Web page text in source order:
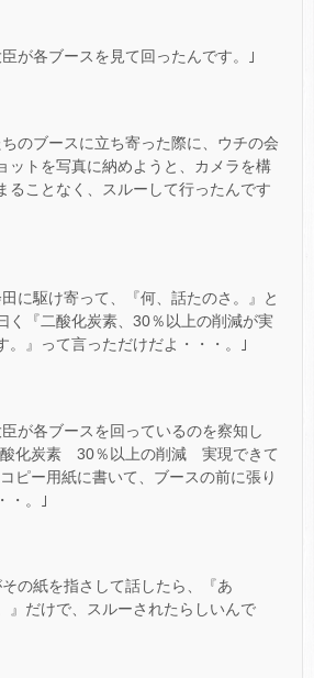
が各ブースを見て回ったんです。｣
のブースに立ち寄った際に、ウチの会
ットを写真に納めようと、カメラを構
ることなく、スルーして行ったんです
に駆け寄って、『何、話たのさ。』と
く『二酸化炭素、30％以上の削減が実
。』って言っただけだよ・・・。｣
が各ブースを回っているのを察知し
酸化炭素 30％以上の削減 実現できて
ピー用紙に書いて、ブースの前に張り
・。｣
の紙を指さして話したら、『あ
』だけで、スルーされたらしいんで